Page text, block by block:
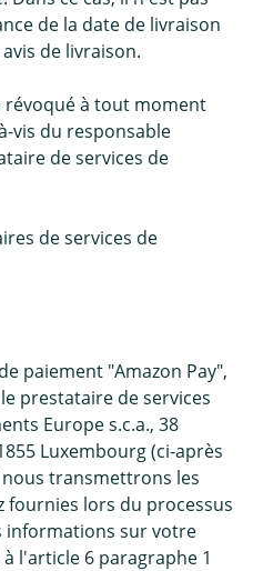
de la date de livraison
de livraison.
révoqué à tout moment
vis du responsable
de services de
de services de
paiement "Amazon Pay",
prestataire de services
Europe s.c.a., 38
Luxembourg (ci-après
transmettrons les
fournies lors du processus
informations sur votre
l'article 6 paragraphe 1